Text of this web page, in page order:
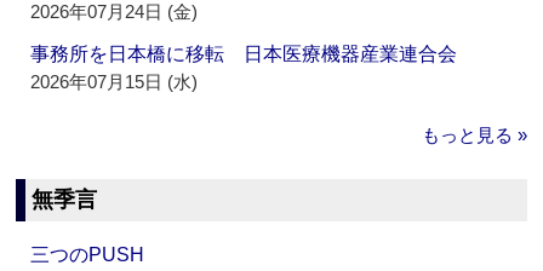
2026年07月24日 (金)
事務所を日本橋に移転 日本医療機器産業連合会
2026年07月15日 (水)
もっと見る »
無季言
三つのPUSH